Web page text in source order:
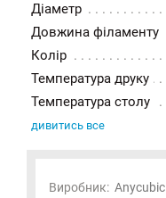
Діаметр
Довжина філаменту
Колір
Температура друку
Температура столу
дивитись все
Виробник: Anycubic